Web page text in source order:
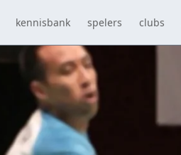
kennisbank spelers clubs